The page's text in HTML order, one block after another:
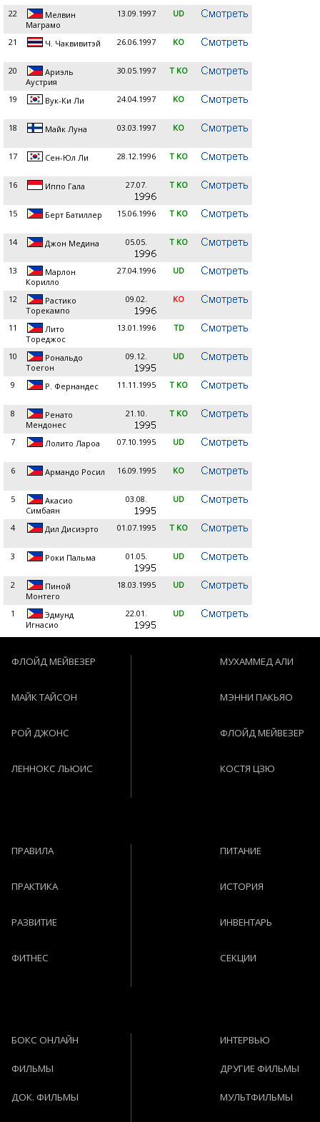
22
Мелвин
Маграмо
13.09.1997 UD
21 Ч. Чаквивитэй 26.06.1997 KO
20
Ариэль
Аустрия
30.05.1997 T KO
19 Вук-Ки Ли 24.04.1997 KO
18 Майк Луна 03.03.1997 KO
17 Сен-Юл Ли 28.12.1996 T KO
16 Иппо Гала 27.07. T KO
15 Берт Батиллер 15.06.1996 T KO
14 Джон Медина 05.05. T KO
13
Марлон
Корилло
27.04.1996 UD
12
Растико
Торекампо
09.02. KO
11
Лито
Тореджос
13.01.1996 TD
10
Рональдо
Тоегон
09.12. UD
9 Р. Фернандес 11.11.1995 T KO
8
Ренато
Мендонес
21.10. T KO
7 Лолито Лароа 07.10.1995 UD
6 Армандо Росил 16.09.1995 KO
5
Акасио
Симбаян
03.08. UD
4 Дил Дисиэрто 01.07.1995 T KO
3 Роки Пальма 01.05. UD
2
Пиной
Монтего
18.03.1995 UD
1
Эдмунд
Игнасио
22.01. UD
ФЛОЙД МЕЙВЕЗЕР
МАЙК ТАЙСОН
РОЙ ДЖОНС
ЛЕННОКС ЛЬЮИС
МУХАММЕД АЛИ
МЭННИ ПАКЬЯО
ФЛОЙД МЕЙВЕЗЕР
КОСТЯ ЦЗЮ
ПРАВИЛА
ПРАКТИКА
РАЗВИТИЕ
ФИТНЕС
ПИТАНИЕ
ИСТОРИЯ
ИНВЕНТАРЬ
СЕКЦИИ
БОКС ОНЛАЙН
ФИЛЬМЫ
ДОК. ФИЛЬМЫ
ИНТЕРВЬЮ
ДРУГИЕ ФИЛЬМЫ
МУЛЬТФИЛЬМЫ